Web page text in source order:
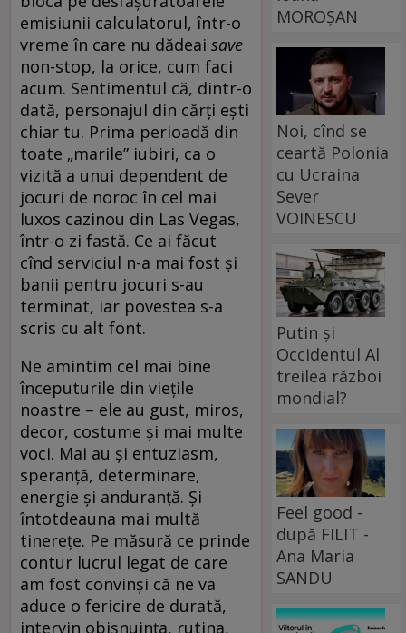
emisiunii calculatorul, într-o
vreme în care nu dădeai save
non-stop, la orice, cum faci
acum. Sentimentul că, dintr-o
dată, personajul din cărți ești
chiar tu. Prima perioadă din
toate „marile” iubiri, ca o
vizită a unui dependent de
jocuri de noroc în cel mai
luxos cazinou din Las Vegas,
într-o zi fastă. Ce ai făcut
cînd serviciul n-a mai fost și
banii pentru jocuri s-au
terminat, iar povestea s-a
scris cu alt font.
Ne amintim cel mai bine
începuturile din viețile
noastre – ele au gust, miros,
decor, costume și mai multe
voci. Mai au și entuziasm,
speranță, determinare,
energie și anduranță. Și
întotdeauna mai multă
tinerețe. Pe măsură ce prinde
contur lucrul legat de care
am fost convinși că ne va
aduce o fericire de durată,
intervin obișnuința, rutina,
MOROȘAN
Noi, cînd se
ceartă Polonia
cu Ucraina
Sever
VOINESCU
Putin și
Occidentul Al
treilea război
mondial?
Feel good -
după FILIT -
Ana Maria
SANDU